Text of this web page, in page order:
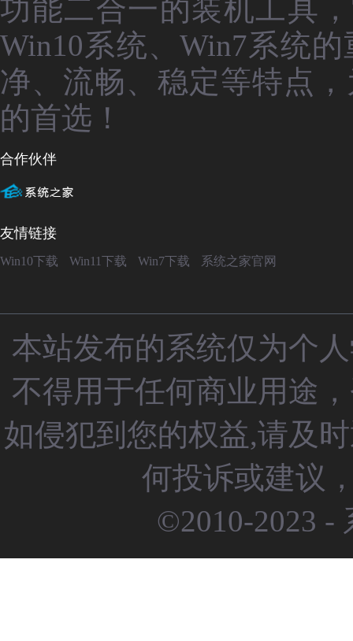
功能二合一的装机工具
Win10系统、Win7系统
净、流畅、稳定等特点
的首选！
合作伙伴
友情链接
Win10下载 Win11下载 Win7下载 系统之家官网
本站发布的系统仅为个
不得用于任何商业用途
如侵犯到您的权益,请及
何投诉或建议
©2010-2023 -